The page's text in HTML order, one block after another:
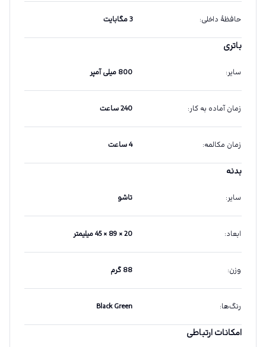
حافظهٔ داخلی: 3 مگابایت
باتری
سایر: 800 میلی آمپر
زمان آماده به کار: 240 ساعت
زمان مکالمه: 4 ساعت
بدنه
سایر: تاشو
ابعاد: 20 × 89 × 45 میلیمتر
وزن: 88 گرم
رنگ‌ها:
Black Green
امکانات ارتباطی